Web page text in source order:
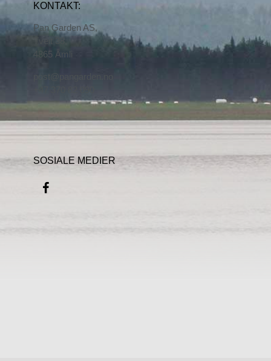
KONTAKT:
Pan Garden AS,
4865 Åmli
SOSIALE MEDIER